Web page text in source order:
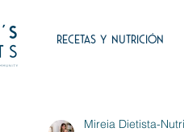
RECETAS Y NUTRICIÓN
Mireia Dietista-